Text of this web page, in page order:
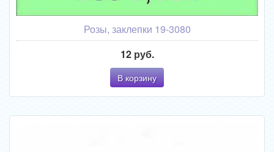
Розы, заклепки 19-3080
12 руб.
В корзину